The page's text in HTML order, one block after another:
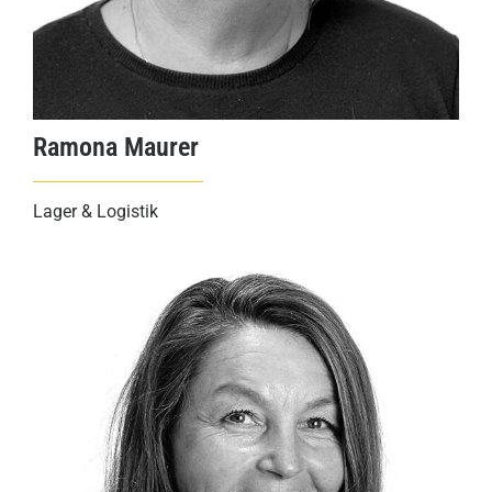
Ramona Maurer
Lager & Logistik